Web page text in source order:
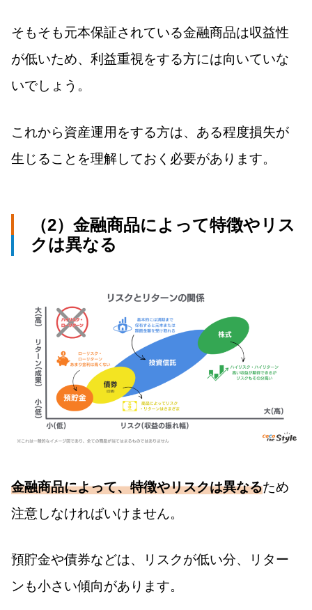
そもそも元本保証されている金融商品は収益性
が低いため、利益重視をする方には向いていな
いでしょう。
これから資産運用をする方は、ある程度損失が
生じることを理解しておく必要があります。
（2）金融商品によって特徴やリス
クは異なる
金融商品によって、特徴やリスクは異なるため
注意しなければいけません。
預貯金や債券などは、リスクが低い分、リター
ンも小さい傾向があります。